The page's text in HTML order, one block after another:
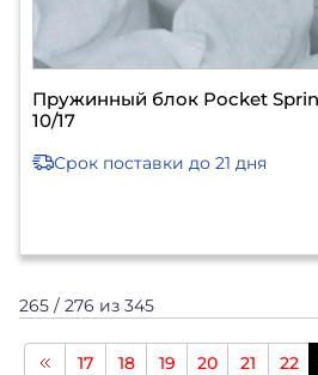
Пружинный блок Pocket
10/17
Срок поставки до 21 дня
265 / 276 из 345
17 18 19 20 21 22